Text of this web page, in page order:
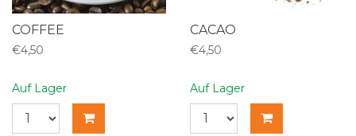
COFFEE
€4,50
Auf Lager
CACAO
€4,50
Auf Lager